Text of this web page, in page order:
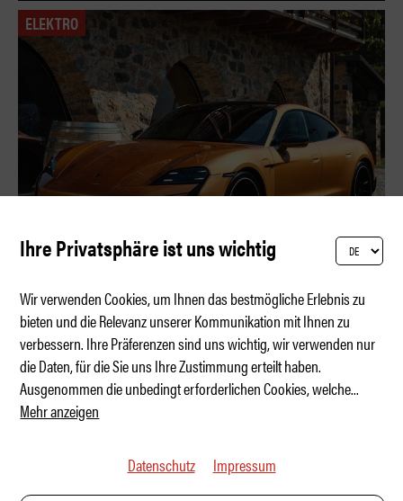
ELEKTRO
Der exklusivste Taycan der Schweiz
Ihre Privatsphäre ist uns wichtig
Wir verwenden Cookies, um Ihnen das bestmögliche Erlebnis zu
bieten und die Relevanz unserer Kommunikation mit Ihnen zu
verbessern. Ihre Präferenzen sind uns wichtig, wir verwenden nur
die Daten, für die Sie uns Ihre Zustimmung erteilt haben.
Ausgenommen die unbedingt erforderlichen Cookies, welche...
Mehr anzeigen
Datenschutz Impressum